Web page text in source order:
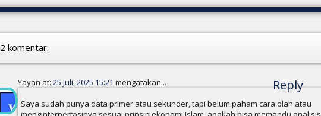
2 komentar:
Yayan at: 25 Juli, 2025 15:21 mengatakan... Reply
Saya sudah punya data primer atau sekunder, tapi belum paham cara olah atau